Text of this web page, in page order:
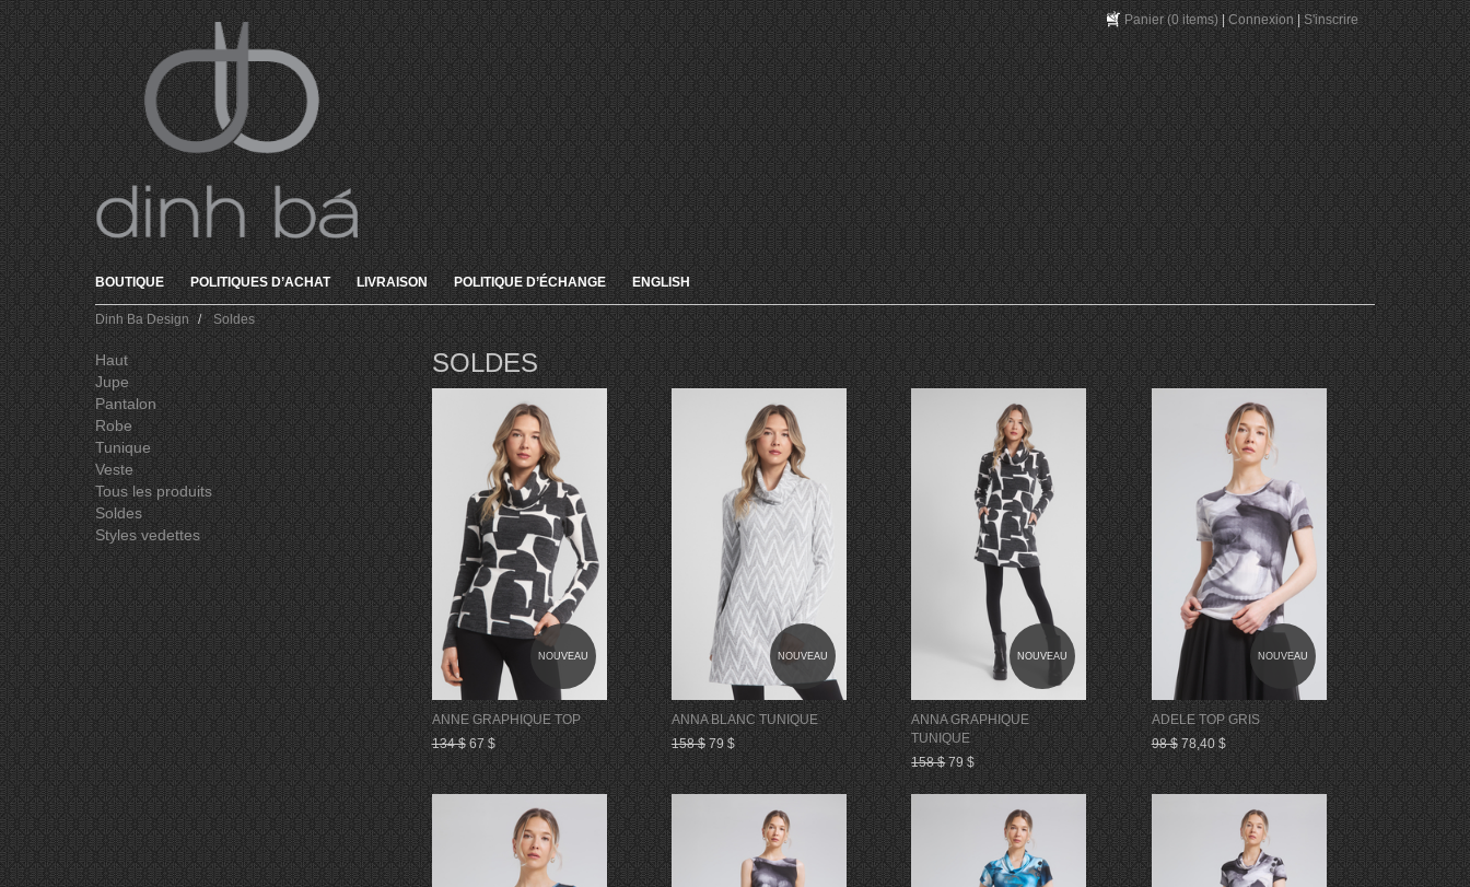
Panier(0 items)|Connexion|S'inscrire
BOUTIQUE POLITIQUES D’ACHAT LIVRAISON POLITIQUE D’ÉCHANGE ENGLISH
Dinh Ba Design Soldes
Haut
Jupe
Pantalon
Robe
Tunique
Veste
Tous les produits
Soldes
Styles vedettes
SOLDES
NOUVEAU
ANNE GRAPHIQUE TOP
134 $67 $
NOUVEAU
ANNA BLANC TUNIQUE
158 $79 $
NOUVEAU
ANNA GRAPHIQUE
TUNIQUE
158 $79 $
NOUVEAU
ADELE TOP GRIS
98 $78,40 $